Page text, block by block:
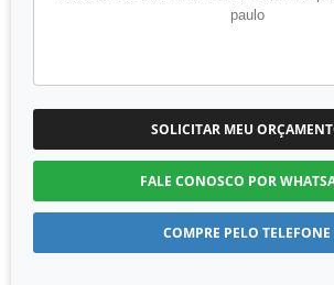
SOLICITAR MEU
FALE CONOSCO POR
COMPRE PELO TELEFONE